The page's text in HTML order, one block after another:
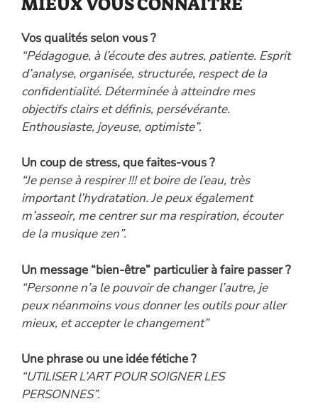
Vos qualités selon vous ?
“Pédagogue, à l’écoute des autres, patiente. Esprit
d’analyse, organisée, structurée, respect de la
confidentialité. Déterminée à atteindre mes
objectifs clairs et définis, persévérante.
Enthousiaste, joyeuse, optimiste”.
Un coup de stress, que faites-vous ?
“Je pense à respirer !!! et boire de l’eau, très
important l’hydratation. Je peux également
m’asseoir, me centrer sur ma respiration, écouter
de la musique zen”.
Un message “bien-être” particulier à faire passer ?
“Personne n’a le pouvoir de changer l’autre, je
peux néanmoins vous donner les outils pour aller
mieux, et accepter le changement”
Une phrase ou une idée fétiche ?
“UTILISER L’ART POUR SOIGNER LES
PERSONNES”.